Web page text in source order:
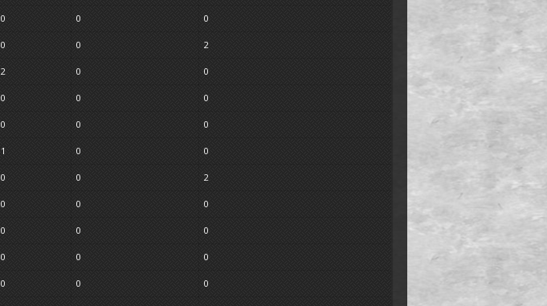
0 0 0
0 0 2
2 0 0
0 0 0
0 0 0
1 0 0
0 0 2
0 0 0
0 0 0
0 0 0
0 0 0